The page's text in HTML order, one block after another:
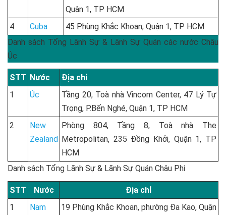
Quận 1, TP HCM
4
Cuba
45 Phùng Khắc Khoan, Quận 1, TP HCM
Danh sách Tổng Lãnh Sự & Lãnh Sự Quán các nước Châu
Úc
STT Nước
Địa chỉ
1
Úc
Tầng 20, Toà nhà Vincom Center, 47 Lý Tự
Trọng, P.Bến Nghé, Quận 1, TP HCM
2
New
Zealand
Phòng 804, Tầng 8, Toà nhà The
Metropolitan, 235 Đồng Khởi, Quận 1, TP
HCM
Danh sách Tổng Lãnh Sự & Lãnh Sự Quán Châu Phi
STT Nước
Địa chỉ
1
Nam
19 Phùng Khắc Khoan, phường Đa Kao, Quận